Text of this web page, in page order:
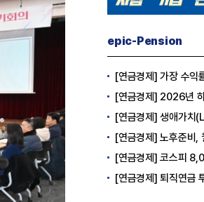
epic-Pension
[연금경제] 가장 수익률
[연금경제] 2026년 하반기 ETF 투자전략: 급
[연금경제] 생애가치(Lifetime Value)로 재
[연금경제] 노후준비,
[연금경제] 코스피 8,000 시대, 퇴직
[연금경제] 퇴직연금 투자,